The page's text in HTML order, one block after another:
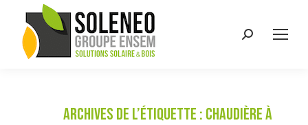
Recherche
Archives de l’étiquette : chaudière à